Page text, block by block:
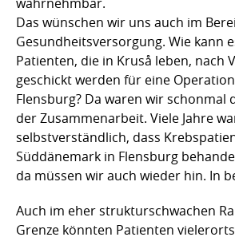
Das wünschen wir uns auch im
Gesundheitsversorgung. Wie kann
Patienten, die in Kruså leben, nach
geschickt werden für eine
Flensburg? Da waren wir schonmal
der Zusammenarbeit. Viele Jahre
selbstverständlich, dass
Süddänemark in Flensburg
da müssen wir auch wieder hin. In
Auch im eher strukturschwachen
Grenze könnten Patienten